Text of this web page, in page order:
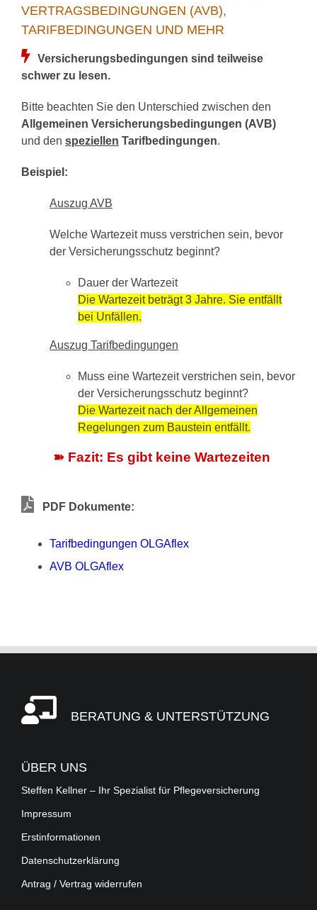
VERTRAGSBEDINGUNGEN (AVB),
TARIFBEDINGUNGEN UND MEHR
Versicherungsbedingungen sind teilweise
schwer zu lesen.
Bitte beachten Sie den Unterschied zwischen den
Allgemeinen Versicherungsbedingungen (AVB)
und den speziellen Tarifbedingungen.
Beispiel:
Auszug AVB
Welche Wartezeit muss verstrichen sein, bevor
der Versicherungsschutz beginnt?
Dauer der Wartezeit
Die Wartezeit beträgt 3 Jahre. Sie entfällt
bei Unfällen.
Auszug Tarifbedingungen
Muss eine Wartezeit verstrichen sein, bevor
der Versicherungsschutz beginnt?
Die Wartezeit nach der Allgemeinen
Regelungen zum Baustein entfällt.
➽ Fazit: Es gibt keine Wartezeiten
PDF Dokumente:
Tarifbedingungen OLGAflex
AVB OLGAflex
BERATUNG & UNTERSTÜTZUNG
ÜBER UNS
Steffen Kellner – Ihr Spezialist für Pflegeversicherung
Impressum
Erstinformationen
Datenschutzerklärung
Antrag / Vertrag widerrufen